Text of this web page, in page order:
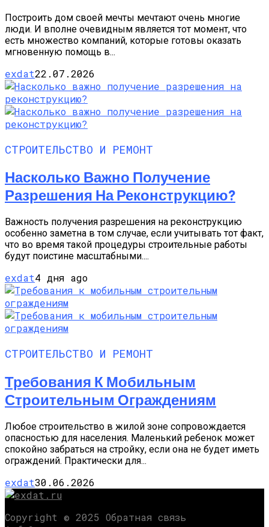
Построить дом своей мечты мечтают очень многие
люди. И вполне очевидным является тот момент, что
есть множество компаний, которые готовы оказать
мгновенную помощь в...
exdat22.07.2026
СТРОИТЕЛЬСТВО И РЕМОНТ
Насколько Важно Получение
Разрешения На Реконструкцию?
Важность получения разрешения на реконструкцию
особенно заметна в том случае, если учитывать тот факт,
что во время такой процедуры строительные работы
будут поистине масштабными....
exdat4 дня ago
СТРОИТЕЛЬСТВО И РЕМОНТ
Требования К Мобильным
Строительным Ограждениям
Любое строительство в жилой зоне сопровождается
опасностью для населения. Маленький ребенок может
спокойно забраться на стройку, если она не будет иметь
ограждений. Практически для...
exdat30.06.2026
Copyright © 2025 Обратная связь